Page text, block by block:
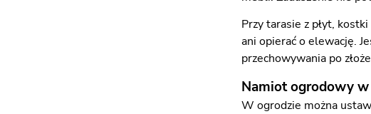
Przy tarasie z płyt,
ani opierać o elewację.
przechowywania po
Namiot ogrodowy
W ogrodzie można